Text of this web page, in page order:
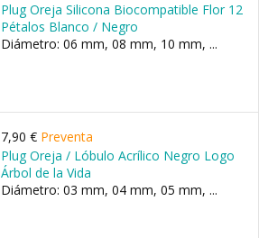
Plug Oreja Silicona Biocompatible Flor 12
Pétalos Blanco / Negro
Diámetro: 06 mm, 08 mm, 10 mm, ...
7,90 € Preventa
Plug Oreja / Lóbulo Acrílico Negro Logo
Árbol de la Vida
Diámetro: 03 mm, 04 mm, 05 mm, ...